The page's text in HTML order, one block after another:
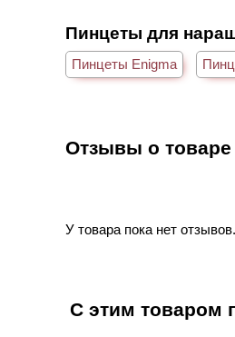
Пинцеты для
Пинцеты Enigma
Отзывы о товаре
У товара пока нет отзывов.
С этим товаром